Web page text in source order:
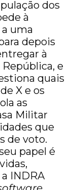
dos
à
uma
depois
à
e
quais
X e os
as
Militar
que
de voto.
papel é
INDRA